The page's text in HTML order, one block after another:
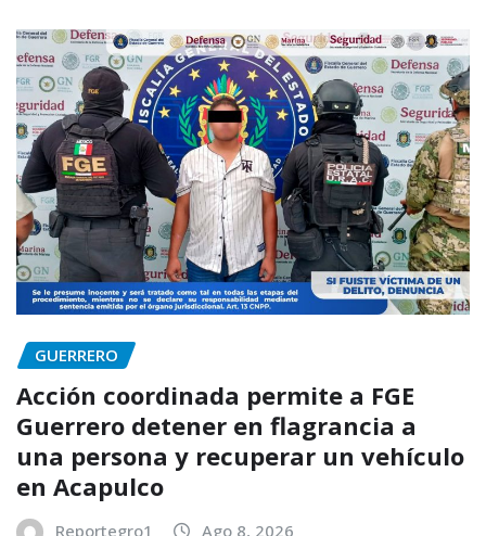
GUERRERO
Acción coordinada permite a FGE
Guerrero detener en flagrancia a
una persona y recuperar un vehículo
en Acapulco
Reportegro1 Ago 8, 2026